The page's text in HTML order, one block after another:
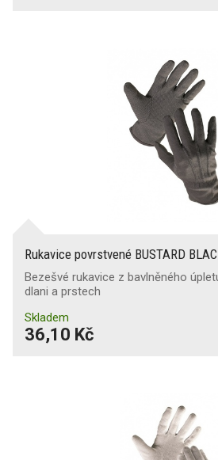
Rukavice povrstvené BUSTARD
Bezešvé rukavice z bavlněného
dlani a prstech
Skladem
36,10 Kč